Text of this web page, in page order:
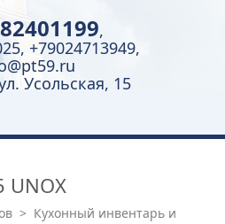
,
+79024713949,
Усольская, 15
UNOX
> Кухонный инвентарь и